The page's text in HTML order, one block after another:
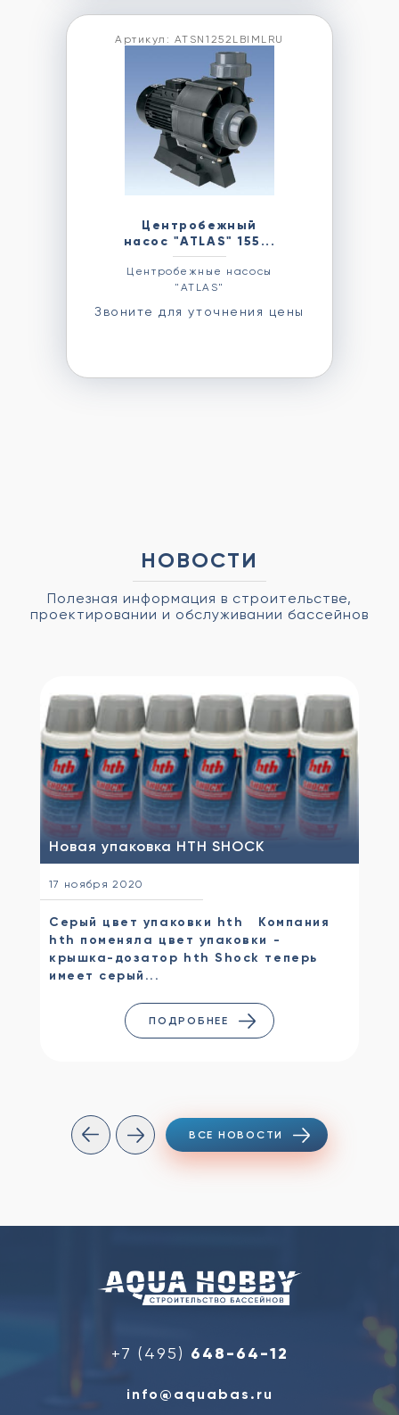
Артикул: ATSN1252LBIMLRU
Центробежный
насос "ATLAS" 155...
Центробежные насосы
"ATLAS"
Звоните для уточнения цены
НОВОСТИ
Полезная информация в строительстве,
проектировании и обслуживании бассейнов
Новая упаковка HTH SHOCK
17 ноября 2020
Серый цвет упаковки hth Компания
hth поменяла цвет упаковки -
крышка-дозатор hth Shock теперь
имеет серый...
ПОДРОБНЕЕ
ВСЕ НОВОСТИ
+7 (495) 648-64-12
info@aquabas.ru